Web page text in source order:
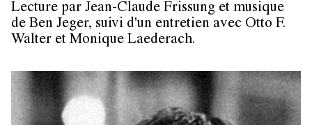
Lecture par Jean-Claude Frissung et musique
de Ben Jeger, suivi d'un entretien avec Otto F.
Walter et Monique Laederach.